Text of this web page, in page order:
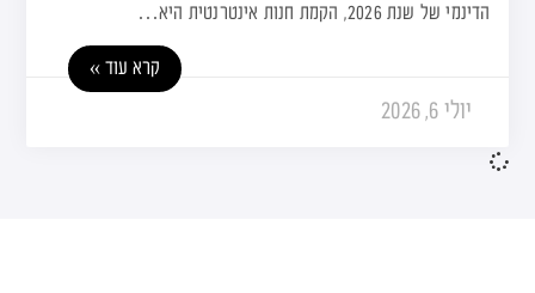
הדינמי של שנת 2026, הקמת חנות אינטרנטית היא…
קרא עוד »
יולי 6, 2026